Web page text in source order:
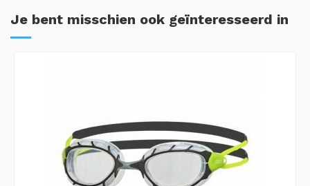
Je bent misschien ook geïnteresseerd in